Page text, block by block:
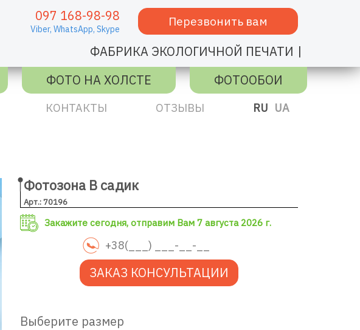
097 168-98-98
Viber, WhatsApp, Skype
Перезвонить вам
ФАБРИКА ЭКОЛОГИЧНОЙ ПЕЧАТИ |
ФОТО НА ХОЛСТЕ ФОТООБОИ
КОНТАКТЫ ОТЗЫВЫ RU UA
Фотозона В садик
Арт.: 70196
Закажите сегодня, отправим Вам 7 августа 2026 г.
ЗАКАЗ КОНСУЛЬТАЦИИ
Выберите размер